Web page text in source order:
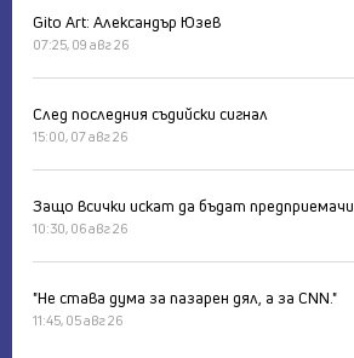
Gito Art: Александър Юзев
07:25, 09 авг 26
След последния съдийски сигнал
15:00, 07 авг 26
Защо всички искат да бъдат предприемачи
10:30, 06 авг 26
"Не става дума за пазарен дял, а за CNN."
11:45, 05 авг 26